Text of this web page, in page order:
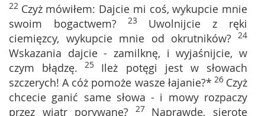
22 Czyż mówiłem: Dajcie mi coś, wykupcie mnie
swoim bogactwem? 23 Uwolnijcie z ręki
ciemięzcy, wykupcie mnie od okrutników? 24
Wskazania dajcie - zamilknę, i wyjaśnijcie, w
czym błądzę. 25 Ileż potęgi jest w słowach
szczerych! A cóż pomoże wasze łajanie?* 26 Czyż
chcecie ganić same słowa - i mowy rozpaczy
przez wiatr porywane? 27 Naprawdę, sierotę